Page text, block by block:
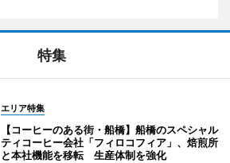
特集
エリア特集
【コーヒーのある街・船橋】船橋のスペシャル
ティコーヒー会社「フィロコフィア」、焙煎所
と本社機能を移転 生産体制を強化